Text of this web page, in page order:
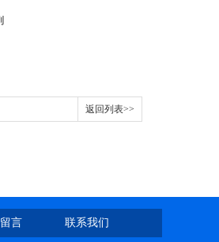
返回列表>>
言 联系我们